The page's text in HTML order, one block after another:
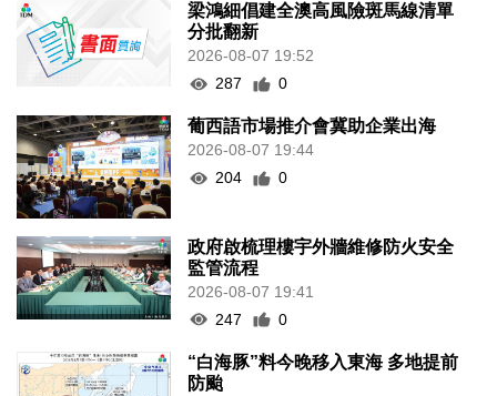
梁鴻細倡建全澳高風險斑馬線清單
分批翻新
2026-08-07 19:52
287
0
葡西語市場推介會冀助企業出海
2026-08-07 19:44
204
0
政府啟梳理樓宇外牆維修防火安全
監管流程
2026-08-07 19:41
247
0
“白海豚”料今晚移入東海 多地提前
防颱